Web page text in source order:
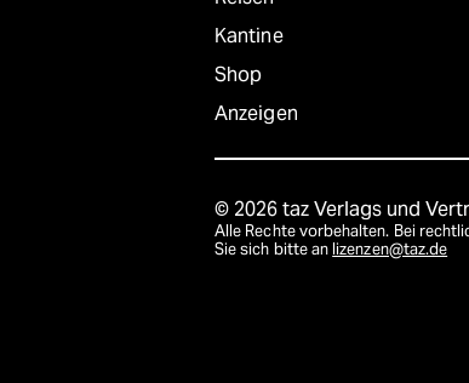
Kantine
Shop
Anzeigen
© 2026 taz Verlags und
Alle Rechte vorbehalten. Bei
Sie sich bitte an lizenzen@taz.de